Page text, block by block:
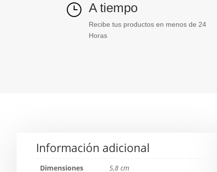
} A tiempo
Recibe tus productos en menos de 24
Horas
Información adicional
Dimensiones
5,8 cm